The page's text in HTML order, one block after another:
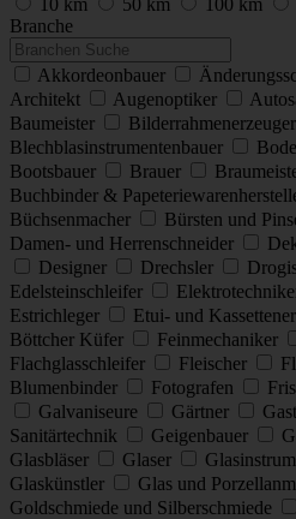
10 km
50 km 100 km
Branche
Akkordeonbauer
Architekt
Augenoptiker
Baumeister
Bilderrahmenerzeuger
Blechblasinstrumentenbauer
Bootsbauer
Brauer
Buchbinder &
Büchsenmacher
Bürsten und
Damen- und Herrenschneider
Designer
Drechsler
Edelsteinschleifer
Estrichleger
Etui- und
Böttcher Küfer
Feinmechaniker
Flachglasschleifer
Fleischer
Blumenbinder
Fotografen
Galvaniseure
Gärtner
Sanitärtechnik
Geigenbauer
Glasbläser
Glaser
Glaskünstler
Glas und
Goldschmiede und Silberschmiede